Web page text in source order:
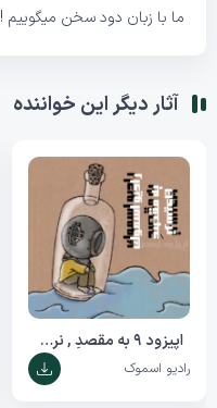
ما با زبان دود سخن میگوییم !
آثار دیگر این خواننده
اپیزود 9 به مقصدِ , نرسیدن
رادیو اسموک